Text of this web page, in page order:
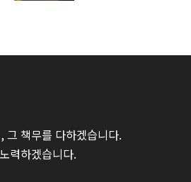
그 책무를 다하겠습니다.
력하겠습니다.